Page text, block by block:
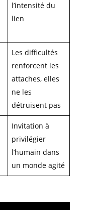
l’intensité du
lien
Les difficultés
renforcent les
attaches, elles
ne les
détruisent pas
Invitation à
privilégier
l’humain dans
un monde agité